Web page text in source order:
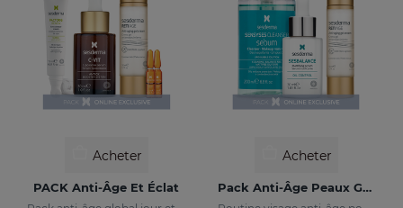
Acheter
PACK Anti-Âge Et Éclat
Acheter
Pack Anti-Âge Peaux Grasses